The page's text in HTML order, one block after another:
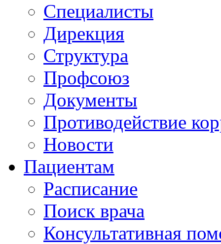
Специалисты
Дирекция
Структура
Профсоюз
Документы
Противодействие
Новости
Пациентам
Расписание
Поиск врача
Консультативная